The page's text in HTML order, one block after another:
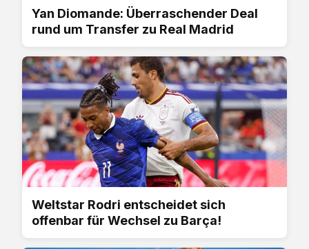
Yan Diomande: Überraschender Deal
rund um Transfer zu Real Madrid
Weltstar Rodri entscheidet sich
offenbar für Wechsel zu Barça!